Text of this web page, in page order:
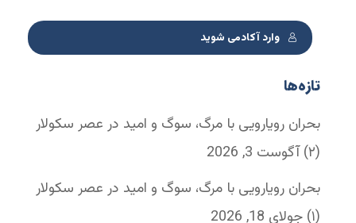
وارد آکادمی شوید
تازه‌ها
بحران رویارویی با مرگ، سوگ و امید در عصر سکولار
(۲)
آگوست 3, 2026
بحران رویارویی با مرگ، سوگ و امید در عصر سکولار
(۱) جولای 18, 2026